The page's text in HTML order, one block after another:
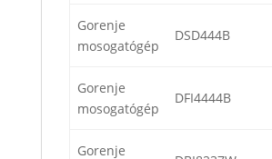
Gorenje
mosogatógép
DSD444B
Gorenje
mosogatógép
DFI4444B
Gorenje